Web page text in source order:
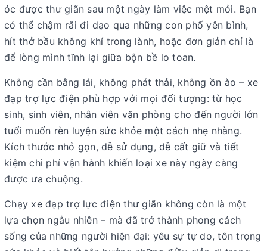
óc được thư giãn sau một ngày làm việc mệt mỏi. Bạn
có thể chậm rãi đi dạo qua những con phố yên bình,
hít thở bầu không khí trong lành, hoặc đơn giản chỉ là
để lòng mình tĩnh lại giữa bộn bề lo toan.
Không cần bằng lái, không phát thải, không ồn ào – xe
đạp trợ lực điện phù hợp với mọi đối tượng: từ học
sinh, sinh viên, nhân viên văn phòng cho đến người lớn
tuổi muốn rèn luyện sức khỏe một cách nhẹ nhàng.
Kích thước nhỏ gọn, dễ sử dụng, dễ cất giữ và tiết
kiệm chi phí vận hành khiến loại xe này ngày càng
được ưa chuộng.
Chạy xe đạp trợ lực điện thư giãn không còn là một
lựa chọn ngẫu nhiên – mà đã trở thành phong cách
sống của những người hiện đại: yêu sự tự do, tôn trọng